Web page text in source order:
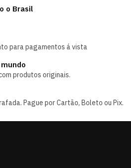
o Brasil
para pagamentos á vista
produtos originais.
Pague por Cartão, Boleto ou Pix.